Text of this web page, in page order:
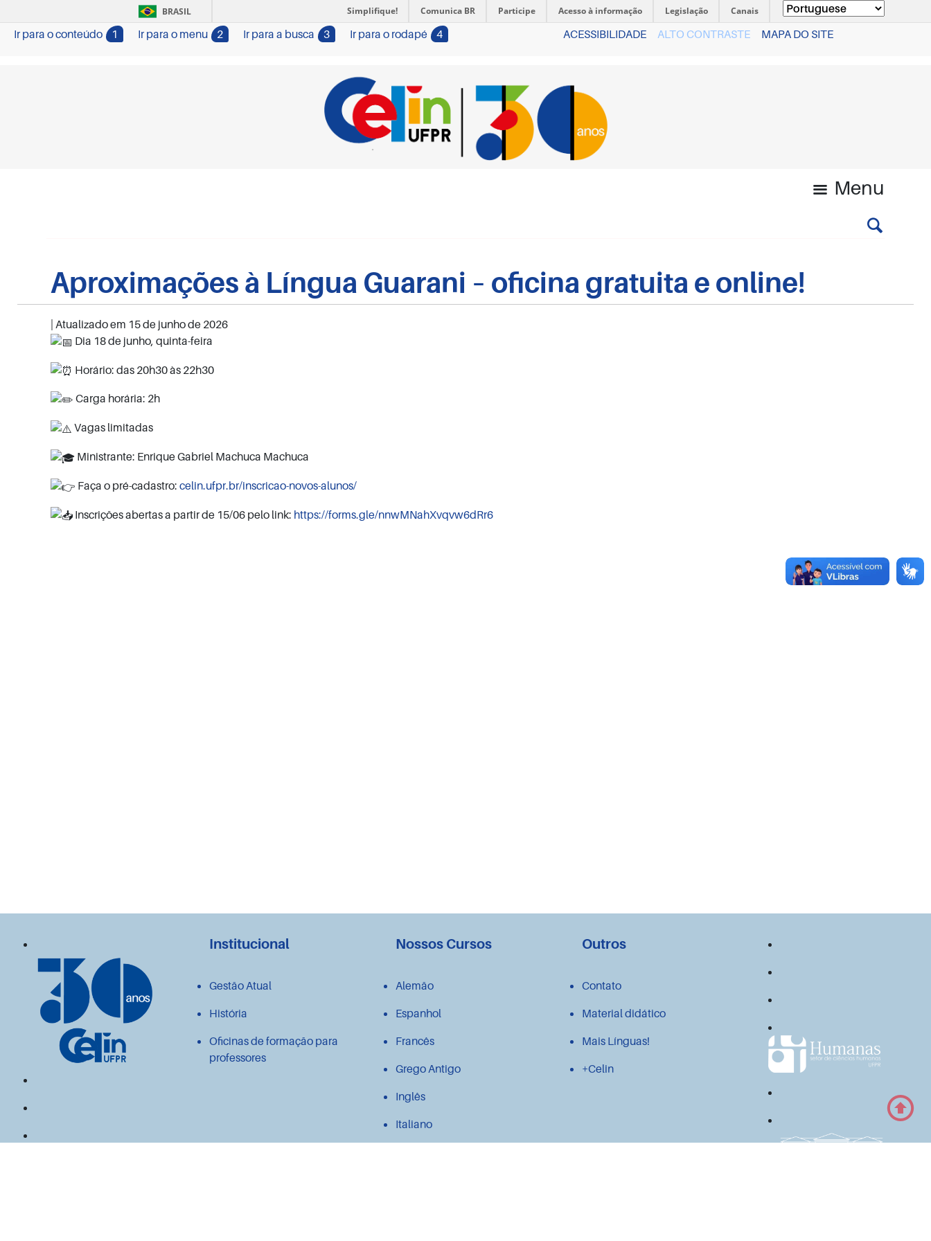
BRASIL Simplifique! Comunica BR Participe Acesso à informação Legislação Canais
Ir para o conteúdo 1 Ir para o menu 2 Ir para a busca 3 Ir para o rodapé 4 ACESSIBILIDADE ALTO CONTRASTE MAPA DO SITE
Menu
Aproximações à Língua Guarani – oficina gratuita e online!
| Atualizado em 15 de junho de 2026
Dia 18 de junho, quinta-feira
Horário: das 20h30 às 22h30
Carga horária: 2h
Vagas limitadas
Ministrante: Enrique Gabriel Machuca Machuca
Faça o pré-cadastro: celin.ufpr.br/inscricao-novos-alunos/
Inscrições abertas a partir de 15/06 pelo link: https://forms.gle/nnwMNahXvqvw6dRr6
Institucional
Gestão Atual
História
Oficinas de formação para
professores
Nossos Cursos
Alemão
Espanhol
Francês
Grego Antigo
Inglês
Italiano
Outros
Contato
Material didático
Mais Línguas!
+Celin